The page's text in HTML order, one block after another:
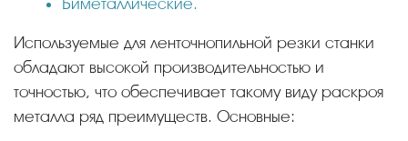
Используемые для ленточнопильной резки станки
обладают высокой производительностью и
точностью, что обеспечивает такому виду раскроя
металла ряд преимуществ. Основные: